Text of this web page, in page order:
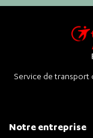
Service de transport
Notre entreprise